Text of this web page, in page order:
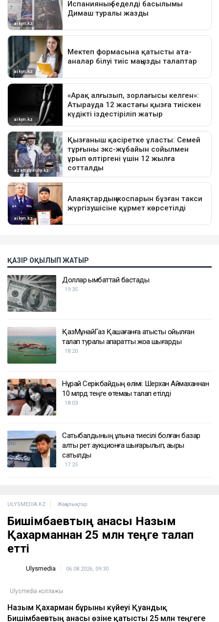
ҚАЗІР ОҚЫЛЫП ЖАТЫР
Доллар қымбаттай бастады
19:35
ҚазМұнайГаз Қашағанға қатысты қойылған
талап туралы ақпаратты жоққа шығарды
18:20
Нұрай Серікбайдың өлімі: Шерхан Аймаханнан
10 млрд теңге өтемақы талап етілді
18:03
Сатыбалдының ұлына тиесілі болған базар
алты рет аукционға шығарылып, ақыры
сатылды
17:25
ULYSMEDIA.KZ Жаңалықтар
Бишімбаевтың анасы Назым
Қахарманнан 25 млн теңге талап
етті
Ulysmedia 06.08.2026, 09:30